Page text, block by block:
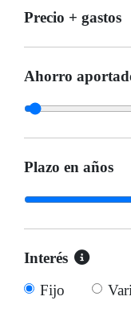
Precio + gastos
Ahorro
Plazo en años
Interés
Fijo